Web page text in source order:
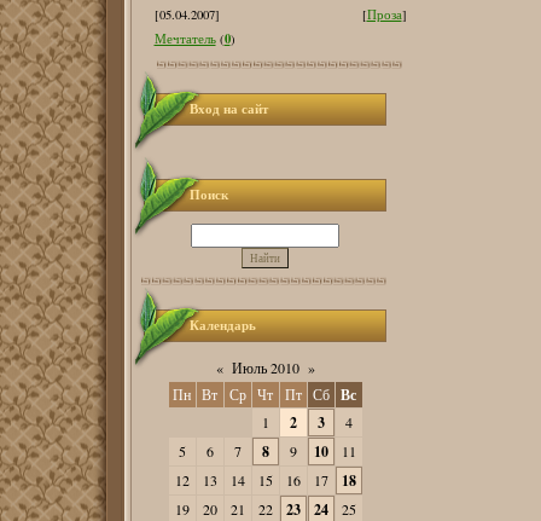
[05.04.2007]
[Проза]
Мечтатель (0)
Вход на сайт
Поиск
Календарь
« Июль 2010 »
Пн Вт Ср Чт Пт Сб Вс
1 2 3
4
5
6 7 8 9 10
11
12
13 14 15 16 17 18
19 20 21 22 23 24
25